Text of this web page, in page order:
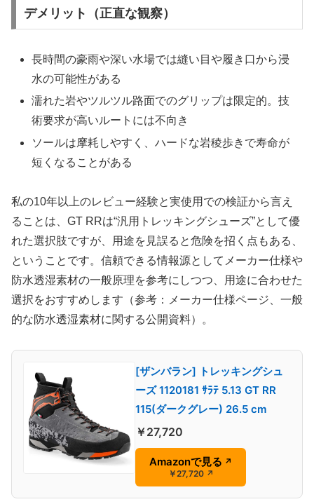
デメリット（正直な観察）
長時間の豪雨や深い水場では縫い目や履き口から浸
水の可能性がある
濡れた岩やツルツル路面でのグリップは限定的。技
術要求が高いルートには不向き
ソールは摩耗しやすく、ハードな岩稜歩きで寿命が
短くなることがある
私の10年以上のレビュー経験と実使用での検証から言え
ることは、GT RRは“汎用トレッキングシューズ”として優
れた選択肢ですが、用途を見誤ると危険を招く点もある、
ということです。信頼できる情報源としてメーカー仕様や
防水透湿素材の一般原理を参考にしつつ、用途に合わせた
選択をおすすめします（参考：メーカー仕様ページ、一般
的な防水透湿素材に関する公開資料）。
[ザンバラン] トレッキングシュ
ーズ 1120181 ｻﾗﾃ 5.13 GT RR
115(ダークグレー) 26.5 cm
￥27,720
Amazonで見る ↗
￥27,720 ↗